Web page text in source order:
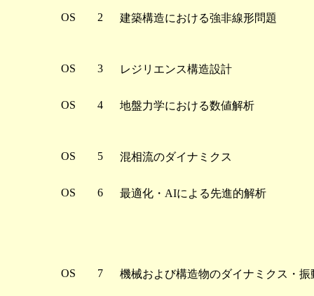
OS 2 建築構造における強非線形問題
OS 3 レジリエンス構造設計
OS 4 地盤力学における数値解析
OS 5 混相流のダイナミクス
OS 6 最適化・AIによる先進的解析
OS 7 機械および構造物のダイナミクス・振